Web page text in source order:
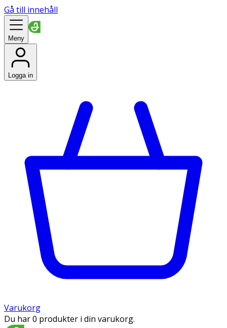
Gå till innehåll
Meny
Logga in
Varukorg
Du har 0 produkter i din varukorg.